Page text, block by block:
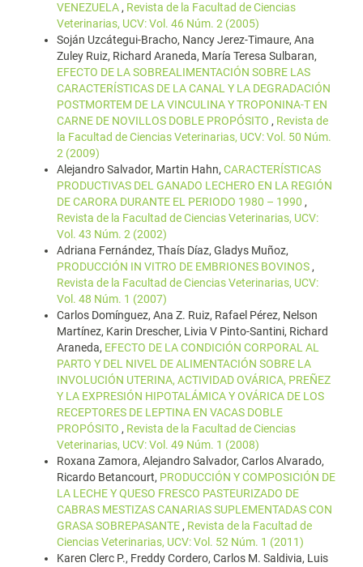
VENEZUELA , Revista de la Facultad de Ciencias
Veterinarias, UCV: Vol. 46 Núm. 2 (2005)
Soján Uzcátegui-Bracho, Nancy Jerez-Timaure, Ana
Zuley Ruiz, Richard Araneda, María Teresa Sulbaran,
EFECTO DE LA SOBREALIMENTACIÓN SOBRE LAS
CARACTERÍSTICAS DE LA CANAL Y LA DEGRADACIÓN
POSTMORTEM DE LA VINCULINA Y TROPONINA-T EN
CARNE DE NOVILLOS DOBLE PROPÓSITO , Revista de
la Facultad de Ciencias Veterinarias, UCV: Vol. 50 Núm.
2 (2009)
Alejandro Salvador, Martin Hahn, CARACTERÍSTICAS
PRODUCTIVAS DEL GANADO LECHERO EN LA REGIÓN
DE CARORA DURANTE EL PERIODO 1980 – 1990 ,
Revista de la Facultad de Ciencias Veterinarias, UCV:
Vol. 43 Núm. 2 (2002)
Adriana Fernández, Thaís Díaz, Gladys Muñoz,
PRODUCCIÓN IN VITRO DE EMBRIONES BOVINOS ,
Revista de la Facultad de Ciencias Veterinarias, UCV:
Vol. 48 Núm. 1 (2007)
Carlos Domínguez, Ana Z. Ruiz, Rafael Pérez, Nelson
Martínez, Karin Drescher, Livia V Pinto-Santini, Richard
Araneda, EFECTO DE LA CONDICIÓN CORPORAL AL
PARTO Y DEL NIVEL DE ALIMENTACIÓN SOBRE LA
INVOLUCIÓN UTERINA, ACTIVIDAD OVÁRICA, PREÑEZ
Y LA EXPRESIÓN HIPOTALÁMICA Y OVÁRICA DE LOS
RECEPTORES DE LEPTINA EN VACAS DOBLE
PROPÓSITO , Revista de la Facultad de Ciencias
Veterinarias, UCV: Vol. 49 Núm. 1 (2008)
Roxana Zamora, Alejandro Salvador, Carlos Alvarado,
Ricardo Betancourt, PRODUCCIÓN Y COMPOSICIÓN DE
LA LECHE Y QUESO FRESCO PASTEURIZADO DE
CABRAS MESTIZAS CANARIAS SUPLEMENTADAS CON
GRASA SOBREPASANTE , Revista de la Facultad de
Ciencias Veterinarias, UCV: Vol. 52 Núm. 1 (2011)
Karen Clerc P., Freddy Cordero, Carlos M. Saldivia, Luis